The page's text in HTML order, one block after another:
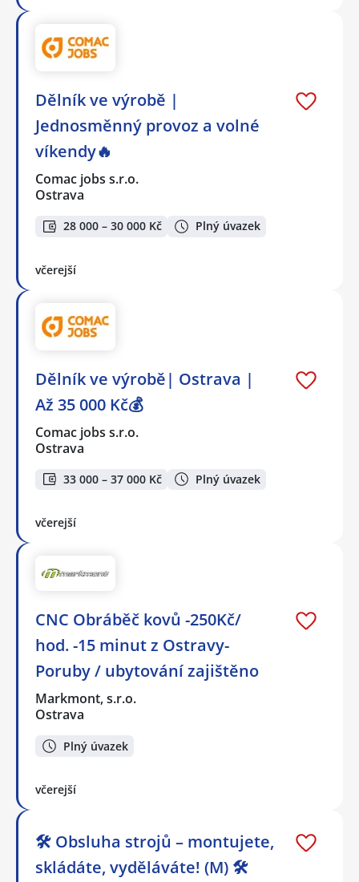
Dělník ve výrobě |
Jednosměnný provoz a volné
víkendy🔥
Comac jobs s.r.o.
Ostrava
28 000 – 30 000 Kč Plný úvazek
včerejší
Dělník ve výrobě| Ostrava |
Až 35 000 Kč💰
Comac jobs s.r.o.
Ostrava
33 000 – 37 000 Kč Plný úvazek
včerejší
CNC Obráběč kovů -250Kč/
hod. -15 minut z Ostravy-
Poruby / ubytování zajištěno
Markmont, s.r.o.
Ostrava
Plný úvazek
včerejší
🛠️ Obsluha strojů – montujete,
skládáte, vyděláváte! (M) 🛠️